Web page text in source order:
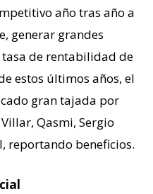
año tras año a
generar grandes
de rentabilidad de
estos últimos años, el
gran tajada por
Qasmi, Sergio
reportando beneficios.